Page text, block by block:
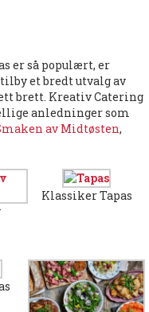
er så populært, er
et bredt utvalg av
brett. Kreativ Catering
anledninger som
av Midtøsten,
Klassiker Tapas